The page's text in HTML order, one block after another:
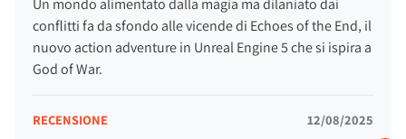
Un mondo alimentato dalla magia ma dilaniato dai
conflitti fa da sfondo alle vicende di Echoes of the End, il
nuovo action adventure in Unreal Engine 5 che si ispira a
God of War.
RECENSIONE 12/08/2025